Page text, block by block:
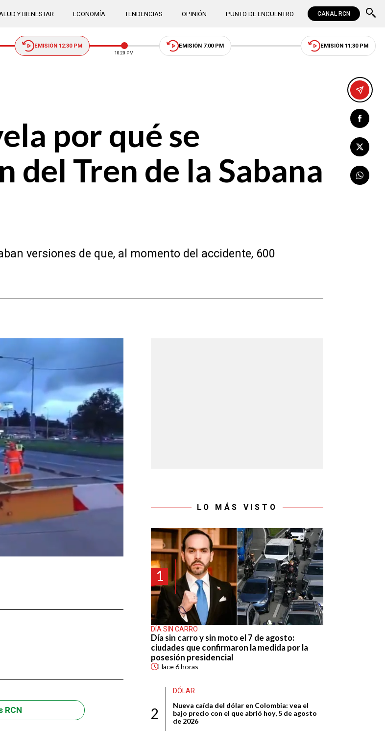
Y BIENESTAR ECONOMÍA TENDENCIAS OPINIÓN PUNTO DE ENCUENTRO CANAL RCN
EMISIÓN 12:30 PM
10:20 PM
EMISIÓN 7:00 PM EMISIÓN 11:30 PM
por qué se
del Tren de la Sabana
versiones de que, al momento del accidente, 600
RCN
LO MÁS VISTO
1
DÍA SIN CARRO
Día sin carro y sin moto el 7 de agosto:
ciudades que confirmaron la medida por la
posesión presidencial
Hace6 horas
2
DÓLAR
Nueva caída del dólar en Colombia: vea el
bajo precio con el que abrió hoy, 5 de agosto
de 2026